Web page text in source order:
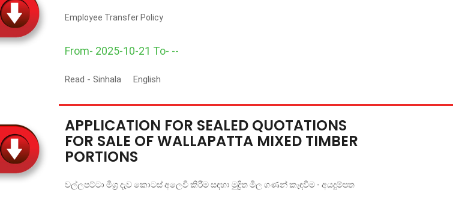
Employee Transfer Policy
From- 2025-10-21 To- --
Read - Sinhala English
APPLICATION FOR SEALED QUOTATIONS
FOR SALE OF WALLAPATTA MIXED TIMBER
PORTIONS
වල්ලපට්ටා මිශ්‍ර දැව කොටස් අලෙවි කිරීම සඳහා මුද්‍රිත මිල ගණන් කැඳවීම - අයදුම්පත